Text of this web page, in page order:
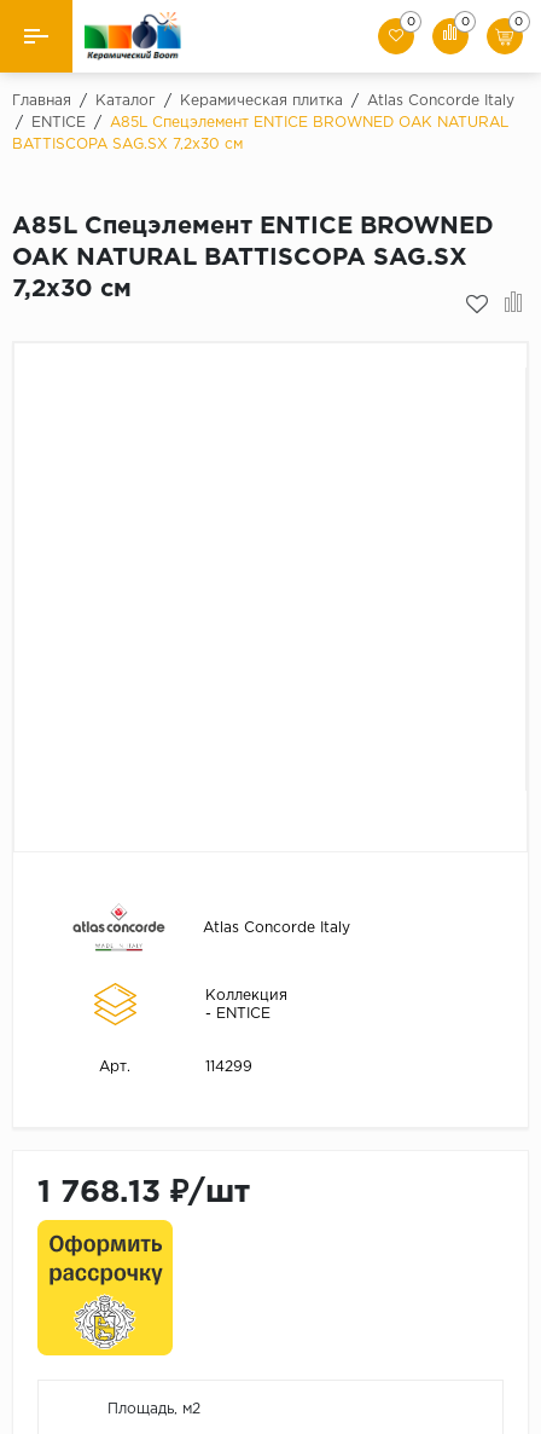
Назад
Производители
Керамогранит
0 0 0
Главная / Каталог / Керамическая плитка /
Atlas Concorde Italy
/
ENTICE /
A85L Спецэлемент ENTICE BROWNED OAK NATURAL
BATTISCOPA SAG.SX 7,2x30 см
A85L Спецэлемент ENTICE BROWNED
OAK NATURAL BATTISCOPA SAG.SX
7,2x30 см
Atlas Concorde Italy
Коллекция
- ENTICE
Арт. 114299
1 768.13 ₽/шт
Площадь, м2